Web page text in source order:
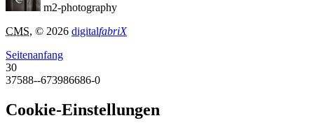
m2-photography
CMS, © 2026 digitalfabriX
Seitenanfang
30
37588--673986686-0
Cookie-Einstellungen